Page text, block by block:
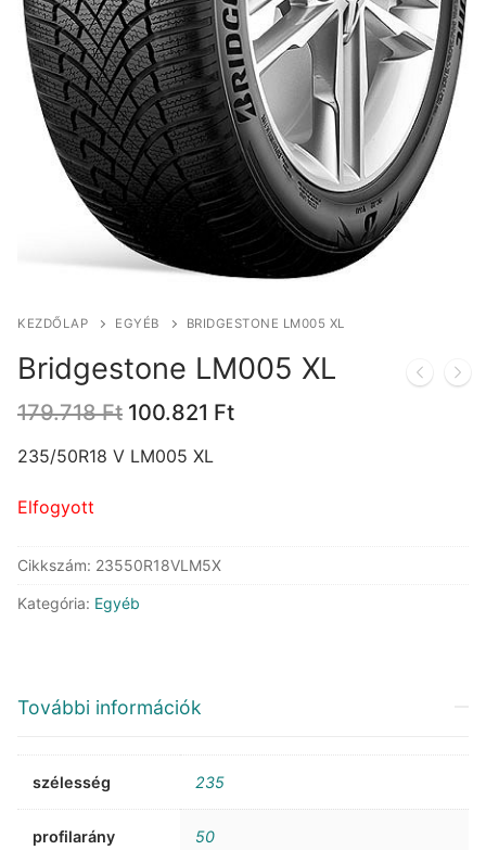
KEZDŐLAP EGYÉB BRIDGESTONE LM005 XL
Bridgestone LM005 XL
179.718Ft Original
was:
100.821 FtCurrent
235/50R18 V LM005 XL
Elfogyott
Cikkszám: 23550R18VLM5X
Kategória: Egyéb
További információk
szélesség 235
profilarány 50